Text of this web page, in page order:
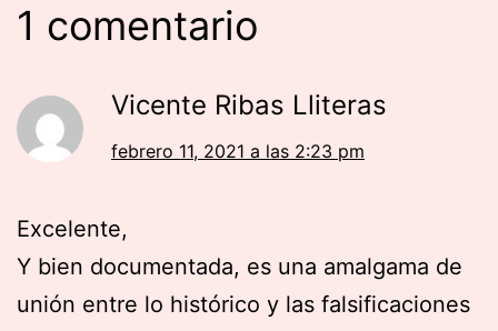
1 comentario
Vicente Ribas Lliteras
febrero 11, 2021 a las 2:23 pm
Excelente,
Y bien documentada, es una amalgama de
unión entre lo histórico y las falsificaciones